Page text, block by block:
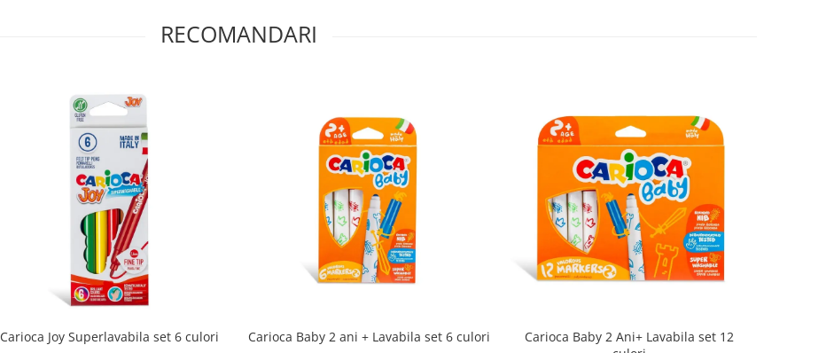
RECOMANDARI
Carioca Joy Superlavabila set 6 culori Carioca Baby 2 ani + Lavabila set 6 culori
Carioca Baby 2 Ani+ Lavabila set 12